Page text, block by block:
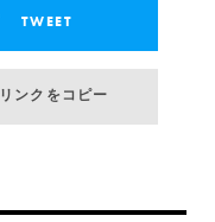
TWEET
リンクをコピー